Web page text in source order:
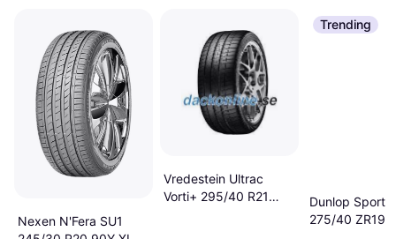
Nexen N'Fera SU1
Vredestein Ultrac
Vorti+ 295/40 R21
Trending
Dunlop Sport
275/40 ZR19